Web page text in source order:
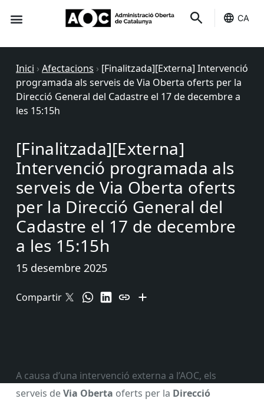
CA
Inici › Afectacions › [Finalitzada][Externa] Intervenció
programada als serveis de Via Oberta oferts per la
Direcció General del Cadastre el 17 de decembre a
les 15:15h
[Finalitzada][Externa]
Intervenció programada als
serveis de Via Oberta oferts
per la Direcció General del
Cadastre el 17 de decembre
a les 15:15h
15 desembre 2025
Compartir
A causa d’una intervenció externa a l’AOC, els
serveis deVia Oberta oferts per la Direcció